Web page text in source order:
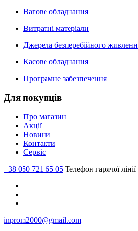
Вагове обладнання
Витратні матеріали
Джерела безперебійного
Касове обладнання
Програмне забезпечення
Для покупців
Про магазин
Акції
Новини
Контакти
Сервіс
+38 050 721 65 05 Телефон гарячої лінії
inprom2000@gmail.com